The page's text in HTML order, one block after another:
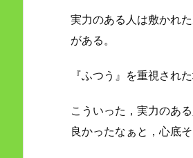
実力のある人は敷かれ
がある。
『ふつう』を重視され
こういった，実力のあ
良かったなぁと，心底